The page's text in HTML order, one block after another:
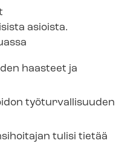
asioista.
haasteet ja
työturvallisuuden
tulisi tietää